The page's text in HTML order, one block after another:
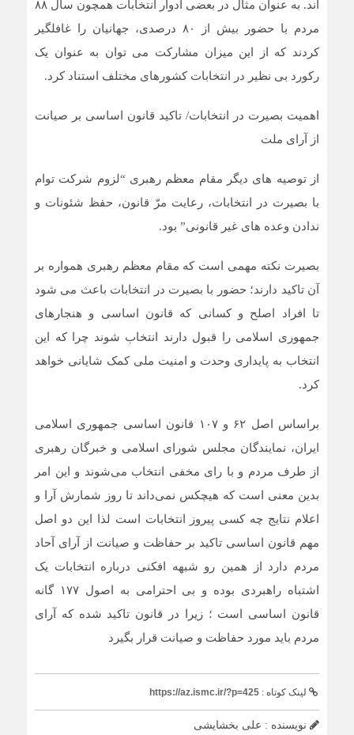
اند. به عنوان مثال در بعضی ادوار انتخابات همچون سال ۸۸
مردم با حضور بیش از ۸۰ درصدی، جهانیان را غافلگیر
کردند که از این میزان مشارکت می توان به عنوان یک
رکورد بی نظیر در انتخابات کشورهای مختلف استناد کرد.
اهمیت بصیرت در انتخابات/ تاکید قانون اساسی بر صیانت
از آرای ملت
از توصیه های دیگر مقام معظم رهبری “لزوم شرکت توام
با بصیرت در انتخابات، رعایت مرّ قانون، حفظ شئونات و
ندادن وعده های غیر قانونی” بود.
بصیرت نکته مهمی است که مقام معظم رهبری همواره بر
آن تاکید دارند؛ حضور با بصیرت در انتخابات باعث می شود
تا افراد اصلح و کسانی که قانون اساسی و هنجارهای
جمهوری اسلامی را قبول دارند انتخاب شوند چرا که این
انتخاب به پایداری وحدت و امنیت ملی کمک شایانی خواهد
کرد.
براساس اصل ۶۲ و ۱۰۷ قانون اساسی جمهوری اسلامی
ایران، نمایندگان مجلس شورای اسلامی و خبرگان رهبری
از طرف مردم و با رای مخفی انتخاب می‌شوند و این امر
بدین معنی است که هیچکس نمی‌داند تا روز شمارش آرا و
اعلام نتایج چه کسی پیروز انتخابات است لذا این دو اصل
مهم قانون اساسی تاکید بر حفاظت و صیانت از آرای آحاد
مردم دارد از همین رو شبهه افکنی درباره انتخابات یک
اشتباه راهبردی بوده و بی احترامی به اصول ۱۷۷ گانه
قانون اساسی است ؛ زیرا در قانون تاکید شده که آرای
مردم باید مورد حفاظت و صیانت قرار بگیرد
لینک کوتاه : https://az.ismc.ir/?p=425
نویسنده : علی بخشایشی